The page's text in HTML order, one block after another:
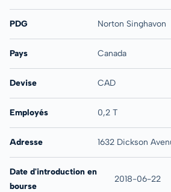
PDG Norton Singhavon
Pays Canada
Devise CAD
Employés 0,2 T
Adresse 1632 Dickson
Date d'introduction en
bourse
2018-06-22